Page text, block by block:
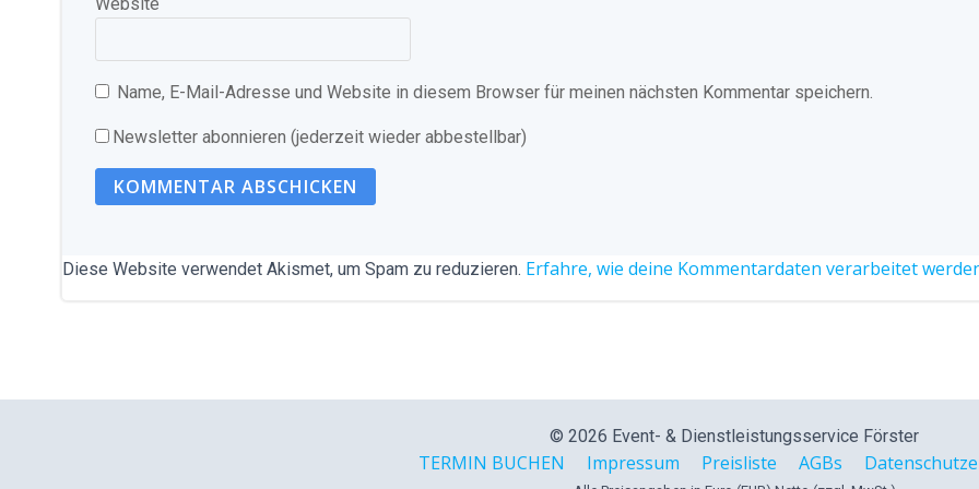
Name, E-Mail-Adresse und Website in diesem Browser für meinen nächsten Kommentar speichern.
Newsletter abonnieren (jederzeit wieder abbestellbar)
Diese Website verwendet Akismet, um Spam zu reduzieren. Erfahre, wie deine Kommentardaten verarbeitet
© 2026 Event- & Dienstleistungsservice Förster
TERMIN BUCHEN Impressum Preisliste AGBs